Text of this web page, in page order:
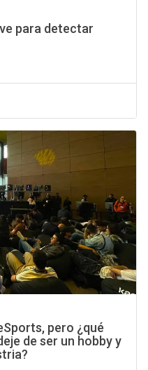
para detectar
pero ¿qué
de ser un hobby y